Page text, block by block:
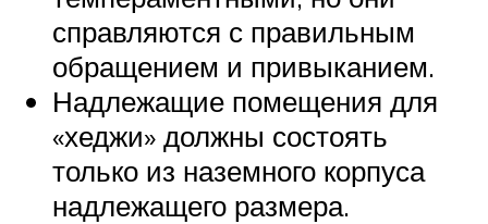
справляются с правильным
обращением и привыканием.
Надлежащие помещения для
«хеджи» должны состоять
только из наземного корпуса
надлежащего размера.